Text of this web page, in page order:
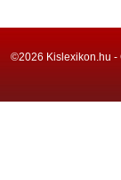
©2026 Kislexikon.hu -